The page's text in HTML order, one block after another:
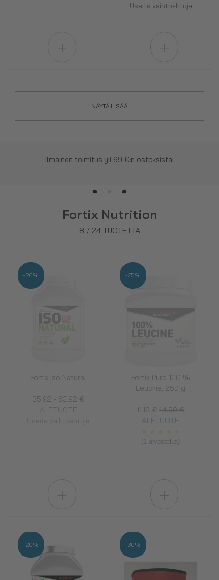
Useita vaihtoehtoja
NÄYTÄ LISÄÄ
Nopea lähetys jopa päivässä!
Fortix Nutrition
8 / 24 TUOTETTA
Fortix Iso Natural
35.92 - 63.92 €
ALETUOTE
-20%
Fortix Pure 100 %
Leucine, 250 g
11.18 € 14.90 €
ALETUOTE
★ ★ ★ ★ ★
(1 arvostelua)
-25%
-20% -30%